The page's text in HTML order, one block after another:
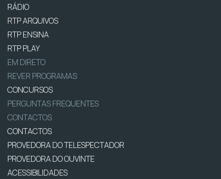
RÁDIO
RTP ARQUIVOS
RTP ENSINA
RTP PLAY
EM DIRETO
REVER PROGRAMAS
CONCURSOS
PERGUNTAS FREQUENTES
CONTACTOS
CONTACTOS
PROVEDORA DO TELESPECTADOR
PROVEDORA DO OUVINTE
ACESSIBILIDADES